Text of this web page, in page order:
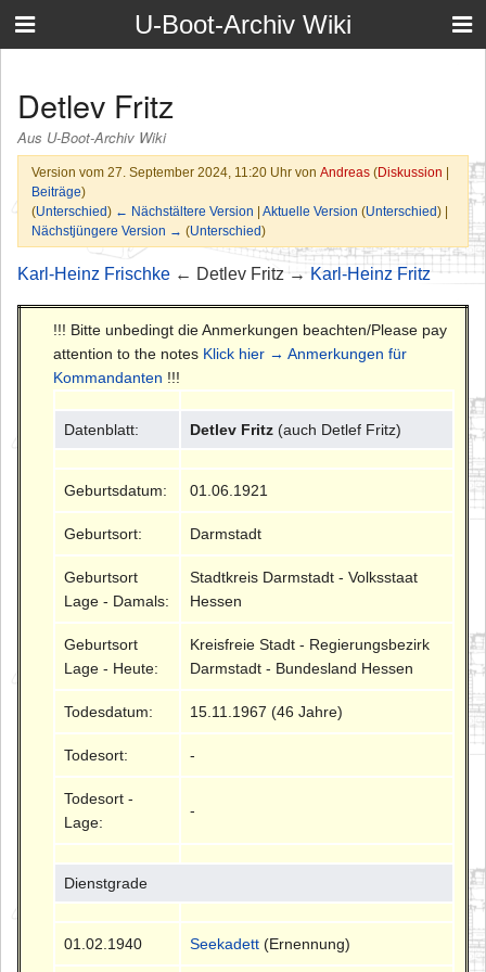
U-Boot-Archiv Wiki
Detlev Fritz
Aus U-Boot-Archiv Wiki
Version vom 27. September 2024, 11:20 Uhr von Andreas (Diskussion |
Beiträge)
(Unterschied) ← Nächstältere Version | Aktuelle Version (Unterschied) |
Nächstjüngere Version → (Unterschied)
Karl-Heinz Frischke ← Detlev Fritz → Karl-Heinz Fritz
!!! Bitte unbedingt die Anmerkungen beachten/Please pay
attention to the notes Klick hier → Anmerkungen für
Kommandanten !!!
Datenblatt: Detlev Fritz (auch Detlef Fritz)
Geburtsdatum: 01.06.1921
Geburtsort: Darmstadt
Geburtsort
Lage - Damals:
Stadtkreis Darmstadt - Volksstaat
Hessen
Geburtsort
Lage - Heute:
Kreisfreie Stadt - Regierungsbezirk
Darmstadt - Bundesland Hessen
Todesdatum: 15.11.1967 (46 Jahre)
Todesort: -
Todesort -
Lage:
-
Dienstgrade
01.02.1940 Seekadett (Ernennung)